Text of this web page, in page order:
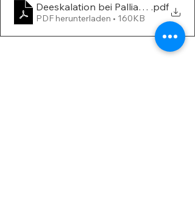
Deeskalation bei .pdf
PDF herunterladen • 160KB